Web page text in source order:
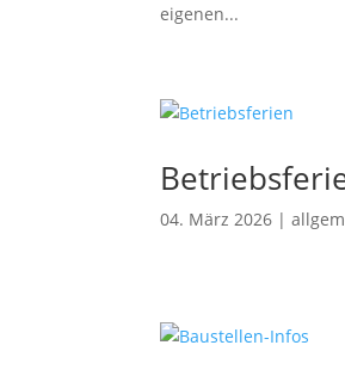
eigenen...
04. März 2026 |